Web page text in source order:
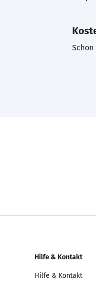
Hilfe & Kontakt
Hilfe & Kontakt